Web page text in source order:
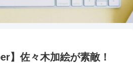
】佐々木加絵が素敵！